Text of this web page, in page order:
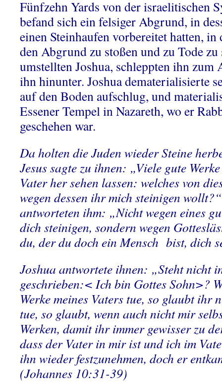
Fünfzehn Yards von der israelitischen
befand sich ein felsiger Abgrund, in
einen Steinhaufen vorbereitet hatten,
den Abgrund zu stoßen und zu Tode zu
umstellten Joshua, schleppten ihn zum
ihn hinunter. Joshua dematerialisierte
auf den Boden aufschlug, und
Essener Tempel in Nazareth, wo er
geschehen war.
Da holten die Juden wieder Steine
Jesus sagte zu ihnen: „Viele gute
Vater her sehen lassen: welches von
wegen dessen ihr mich steinigen
antworteten ihm: „Nicht wegen eines
dich steinigen, sondern wegen
du, der du doch ein Mensch bist, dich
Joshua antwortete ihnen: „Steht nicht
geschrieben:< Ich bin Gottes Sohn>?
Werke meines Vaters tue, so glaubt ihr
tue, so glaubt, wenn auch nicht mir
Werken, damit ihr immer gewisser zu
dass der Vater in mir ist und ich im
ihn wieder festzunehmen, doch er
(Johannes 10:31-39)